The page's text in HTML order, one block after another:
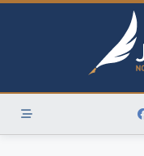
Skip